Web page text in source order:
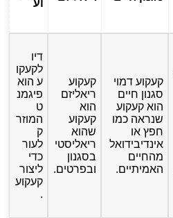
וע
קעקוע דמוי
סגנון חיים
הוא קעקוע
שנראה כמו
חפץ או
אינדיבידואל
מהחיים
האמיתיים.
קעקוע
ריאליזם
הוא
קעקוע
שהוא
ריאליסטי
בסגנון
ובפרטים.
דיו
לקעקו
ע הוא
פיגמנ
ט
המוזר
ק
לעור
כדי
ליצור
קעקוע
.